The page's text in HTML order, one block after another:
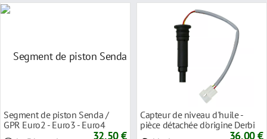
Segment de piston Senda /
GPR Euro2 - Euro3 - Euro4
32,50 €
Capteur de niveau d'huile -
pièce détachée d'origine Derbi
Senda Euro2 / Euro3 / Euro4
36,00 €